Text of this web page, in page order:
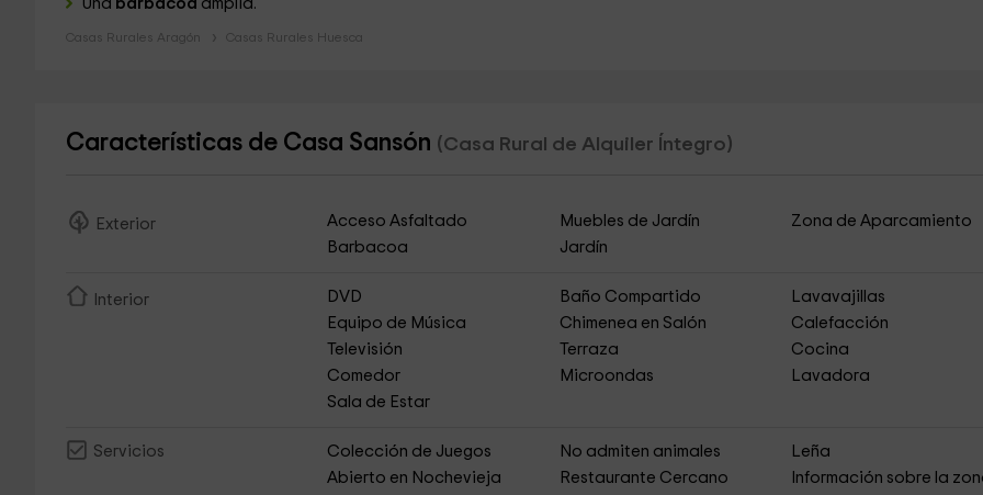
Una barbacoa amplia.
Casas Rurales Aragón Casas Rurales Huesca
Características de Casa Sansón (Casa Rural de Alquiler Íntegro)
Exterior Acceso Asfaltado Muebles de Jardín
Zona de Aparcamiento
Barbacoa
Jardín
Interior DVD Baño Compartido
Lavavajillas
Equipo de Música
Chimenea en Salón
Calefacción
Televisión
Terraza
Cocina
Comedor
Microondas
Lavadora
Sala de Estar
Servicios Colección de Juegos No admiten animales
Leña
Abierto en Nochevieja
Restaurante Cercano
Información sobre la